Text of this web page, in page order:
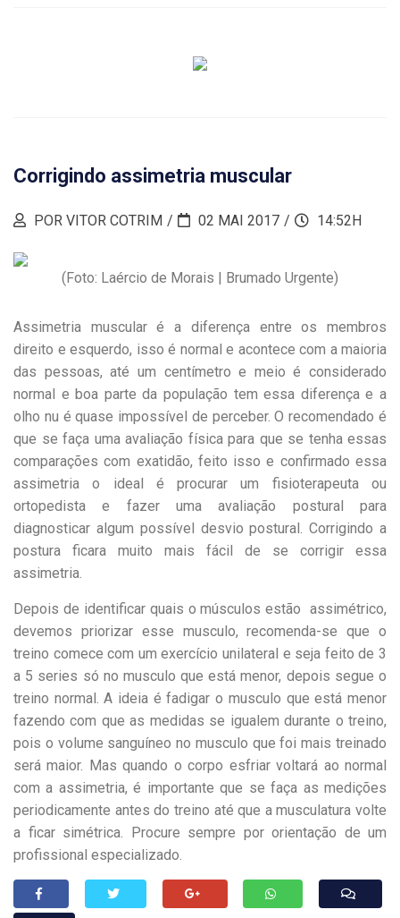
Corrigindo assimetria muscular
POR VITOR COTRIM 02 MAI 2017 14:52H
(Foto: Laércio de Morais | Brumado Urgente)
Assimetria muscular é a diferença entre os membros
direito e esquerdo, isso é normal e acontece com a maioria
das pessoas, até um centímetro e meio é considerado
normal e boa parte da população tem essa diferença e a
olho nu é quase impossível de perceber. O recomendado é
que se faça uma avaliação física para que se tenha essas
comparações com exatidão, feito isso e confirmado essa
assimetria o ideal é procurar um fisioterapeuta ou
ortopedista e fazer uma avaliação postural para
diagnosticar algum possível desvio postural. Corrigindo a
postura ficara muito mais fácil de se corrigir essa
assimetria.
Depois de identificar quais o músculos estão assimétrico,
devemos priorizar esse musculo, recomenda-se que o
treino comece com um exercício unilateral e seja feito de 3
a 5 series só no musculo que está menor, depois segue o
treino normal. A ideia é fadigar o musculo que está menor
fazendo com que as medidas se igualem durante o treino,
pois o volume sanguíneo no musculo que foi mais treinado
será maior. Mas quando o corpo esfriar voltará ao normal
com a assimetria, é importante que se faça as medições
periodicamente antes do treino até que a musculatura volte
a ficar simétrica. Procure sempre por orientação de um
profissional especializado.